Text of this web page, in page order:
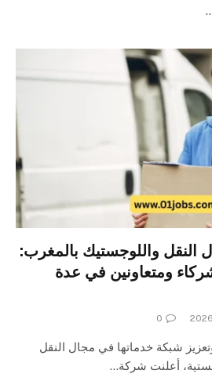
واللوجستيك بالمغرب:
ومتعاونين في عدة
0
شبكة خدماتها في مجال النقل
أعلنت شركة…